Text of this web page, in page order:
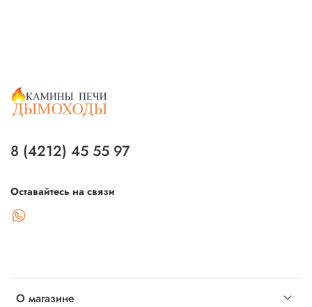
О магазине
8 (4212) 45 55 97
Оставайтесь на связи